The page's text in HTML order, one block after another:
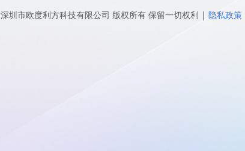
深圳市欧度利方科技有限公司 版权所有 保留一切权利 | 隐私政策